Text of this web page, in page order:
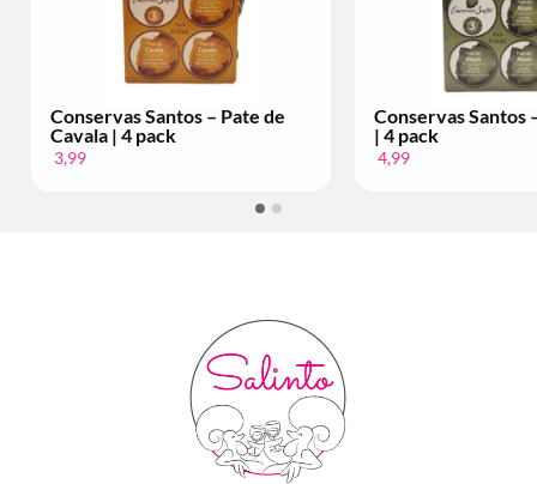
Conservas Santos – Pate de
Cavala | 4 pack
3,99
Conservas Santos
| 4 pack
4,99